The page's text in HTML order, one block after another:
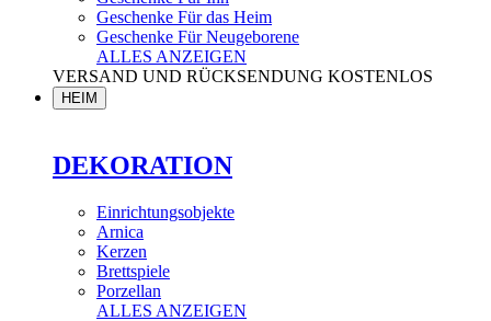
Geschenke Für das Heim
Geschenke Für Neugeborene
ALLES ANZEIGEN
VERSAND UND RÜCKSENDUNG KOSTENLOS
HEIM
DEKORATION
Einrichtungsobjekte
Arnica
Kerzen
Brettspiele
Porzellan
ALLES ANZEIGEN